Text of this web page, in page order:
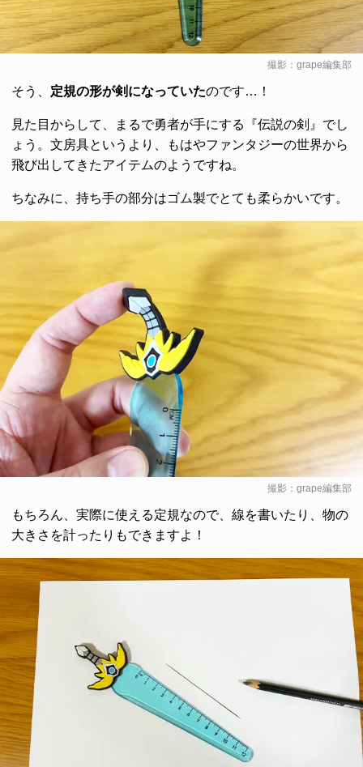
撮影：grape編集部
そう、 定規の形が剣になっていたのです…！
見た目からして、まるで勇者が手にする『伝説の剣』でし
ょう。文房具というより、もはやファンタジーの世界から
飛び出してきたアイテムのようですね。
ちなみに、持ち手の部分はゴム製でとても柔らかいです。
撮影：grape編集部
もちろん、実際に使える定規なので、線を書いたり、物の
大きさを計ったりもできますよ！